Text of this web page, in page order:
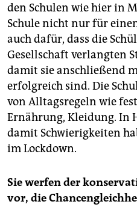
den Schulen wie hier in
Schule nicht nur für
auch dafür, dass die
Gesellschaft verlangten
damit sie anschließend
erfolgreich sind. Die
von Alltagsregeln wie
Ernährung, Kleidung. In
damit Schwierigkeiten
im Lockdown.
Sie werfen der
vor, die